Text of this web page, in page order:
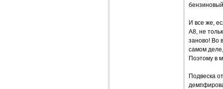
И все же,
А8, не
заново! Во
самом
Поэтому в
Подвеска